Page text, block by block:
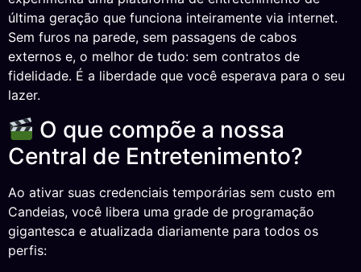
última geração que funciona inteiramente via internet.
Sem furos na parede, sem passagens de cabos
externos e, o melhor de tudo: sem contratos de
fidelidade. É a liberdade que você esperava para o seu
lazer.
O que compõe a nossa
Central de Entretenimento?
Ao ativar suas credenciais temporárias sem custo em
Candeias, você libera uma grade de programação
gigantesca e atualizada diariamente para todos os
perfis: